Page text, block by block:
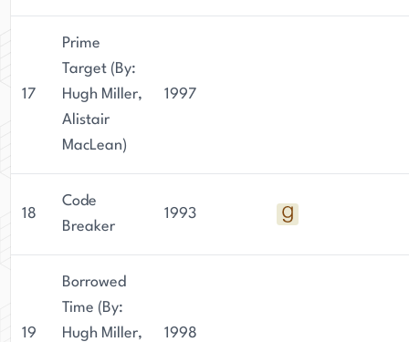
17
Prime
Target (By:
Hugh Miller,
Alistair
MacLean)
1997
18
Code
Breaker
1993
19
Borrowed
Time (By:
Hugh Miller,
1998